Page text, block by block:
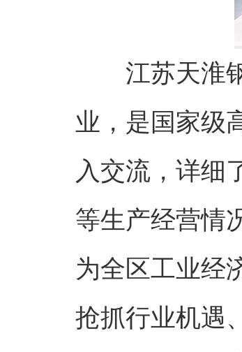
江苏天淮
业，是国家级
入交流，详细
等生产经营情
为全区工业经
抢抓行业机遇